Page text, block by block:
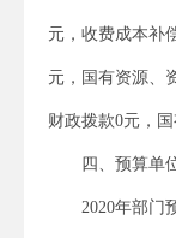
元，收费成本补
元，国有资源、
财政拨款0元，
四、预算单
2020年部门